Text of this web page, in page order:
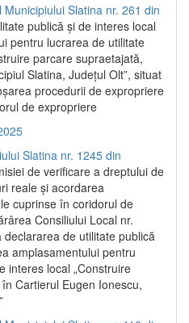
Slatina nr. 261 din
publică și de interes local
pentru lucrarea de utilitate
parcare supraetajată,
Slatina, Județul Olt”, situat
procedurii de expropriere
de expropriere
Slatina nr. 1245 din
de verificare a dreptului de
reale și acordarea
cuprinse în coridorul de
Consiliului Local nr.
de utilitate publică
amplasamentului pentru
interes local „Construire
Cartierul Eugen Ionescu,